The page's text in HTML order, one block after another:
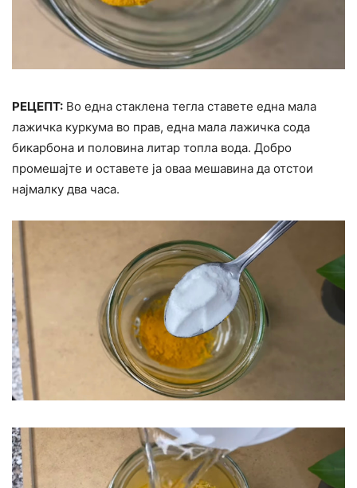
РЕЦЕПТ: Во една стаклена тегла ставете една мала
лажичка куркума во прав, една мала лажичка сода
бикарбона и половина литар топла вода. Добро
промешајте и оставете ја оваа мешавина да отстои
најмалку два часа.